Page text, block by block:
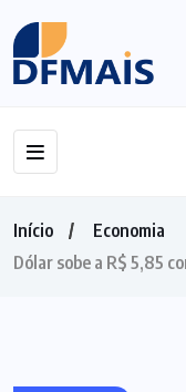
Início
Economia
Dólar sobe a R$ 5,85